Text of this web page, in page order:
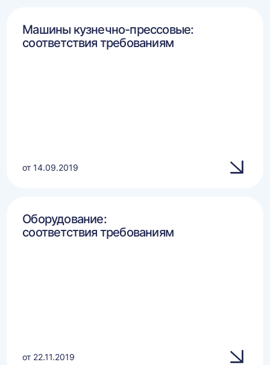
Машины кузнечно-прессовые:
соответствия требованиям
от 14.09.2019
Оборудование:
соответствия требованиям
от 22.11.2019